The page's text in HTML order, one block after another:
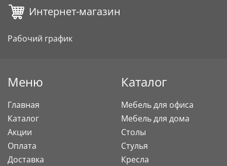
Интернет-магазин
Рабочий график
Меню
Главная
Каталог
Акции
Оплата
Доставка
Каталог
Мебель для офиса
Мебель для дома
Столы
Стулья
Кресла